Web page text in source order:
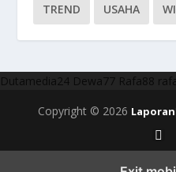
TREND USAHA
Dutamedia24 Dewa77 Rafa88
Copyright © 2026